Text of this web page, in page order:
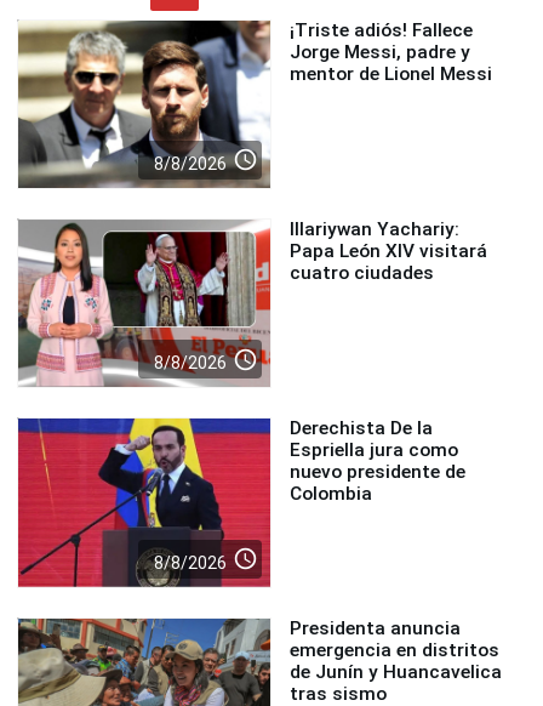
8/8/2026 access_time
¡Triste adiós! Fallece
Jorge Messi, padre y
mentor de Lionel Messi
8/8/2026 access_time
Illariywan Yachariy:
Papa León XIV visitará
cuatro ciudades
8/8/2026 access_time
Derechista De la
Espriella jura como
nuevo presidente de
Colombia
Presidenta anuncia
emergencia en distritos
de Junín y Huancavelica
tras sismo